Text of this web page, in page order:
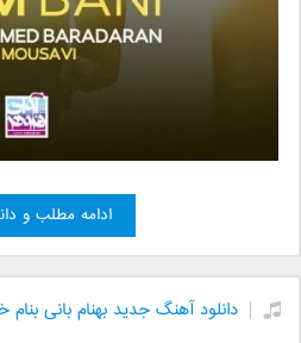
ادامه مطلب و
دانلود آهنگ جدید بهنام بانی بنام